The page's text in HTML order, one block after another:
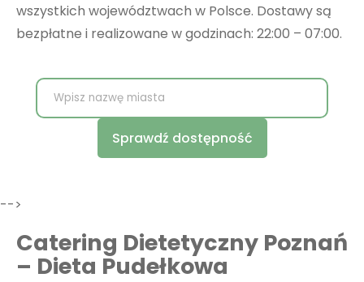
wszystkich województwach w Polsce. Dostawy są
bezpłatne i realizowane w godzinach: 22:00 – 07:00.
Sprawdź dostępność
-->
Catering Dietetyczny Poznań
– Dieta Pudełkowa